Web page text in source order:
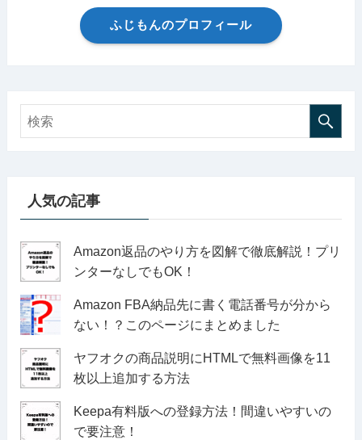
ふじもんのプロフィール
人気の記事
Amazon返品のやり方を図解で徹底解説！プリ
ンターなしでもOK！
Amazon FBA納品先に書く電話番号が分から
ない！？このページにまとめました
ヤフオクの商品説明にHTMLで無料画像を11
枚以上追加する方法
Keepa有料版への登録方法！間違いやすいの
で要注意！